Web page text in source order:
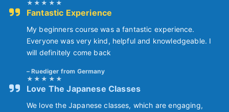
Fantastic Experience
My beginners course was a fantastic experience.
Everyone was very kind, helpful and knowledgeable. I
will definitely come back
Ruediger from Germany
Love The Japanese Classes
We love the Japanese classes, which are engaging,